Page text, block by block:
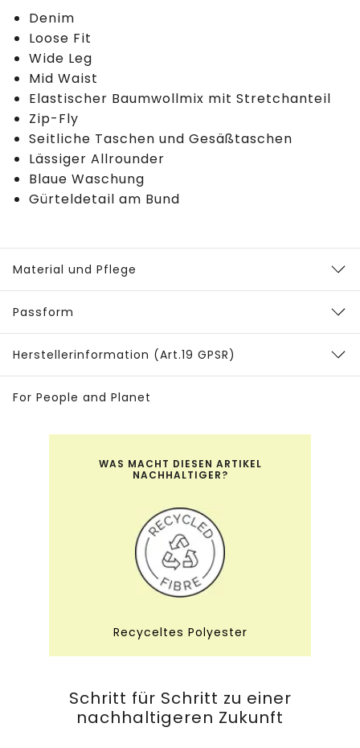
Denim
Loose Fit
Wide Leg
Mid Waist
Elastischer Baumwollmix mit Stretchanteil
Zip-Fly
Seitliche Taschen und Gesäßtaschen
Lässiger Allrounder
Blaue Waschung
Gürteldetail am Bund
Material und Pflege
Passform
Herstellerinformation (Art.19 GPSR)
For People and Planet
WAS MACHT DIESEN ARTIKEL
NACHHALTIGER?
Recyceltes Polyester
Schritt für Schritt zu einer
nachhaltigeren Zukunft